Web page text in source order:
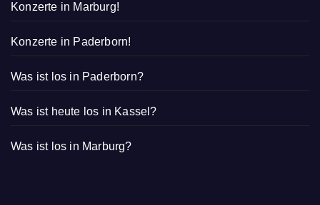
Konzerte in Marburg!
Konzerte in Paderborn!
Was ist los in Paderborn?
Was ist heute los in Kassel?
Was ist los in Marburg?